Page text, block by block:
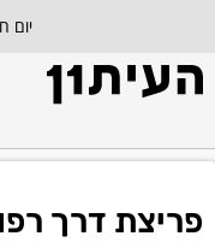
יום חמישי,
פריצת דרך